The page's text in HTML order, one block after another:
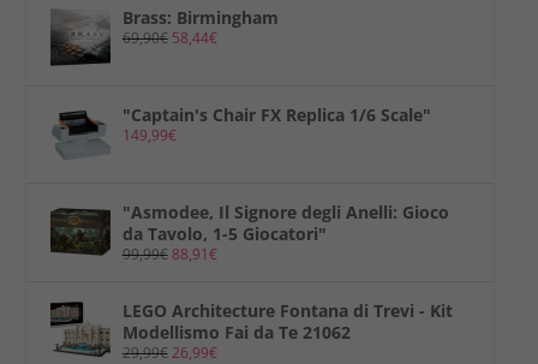
Brass: Birmingham
69,90€ 58,44€
"Captain's Chair FX Replica 1/6 Scale"
149,99€
"Asmodee, Il Signore degli Anelli: Gioco
da Tavolo, 1-5 Giocatori"
99,99€88,91€
LEGO Architecture Fontana di Trevi - Kit
Modellismo Fai da Te 21062
29,99€26,99€